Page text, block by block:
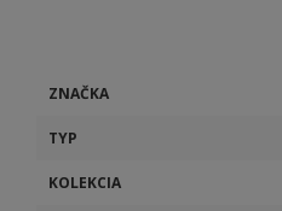
ZNAČKA
TYP
KOLEKCIA